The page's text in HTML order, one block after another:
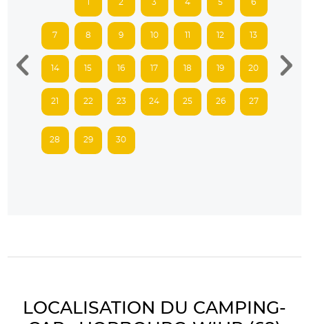
1 2 3 4 5 6
7 8 9 10 11 12 13
14 15 16 17 18 19 20
21 22 23 24 25 26 27
28 29 30
LOCALISATION DU CAMPING-